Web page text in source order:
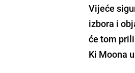
Vijeće
izbora i
će tom
Ki Moona